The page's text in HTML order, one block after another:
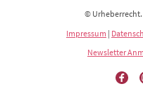
©
Impressum |
Newsletter